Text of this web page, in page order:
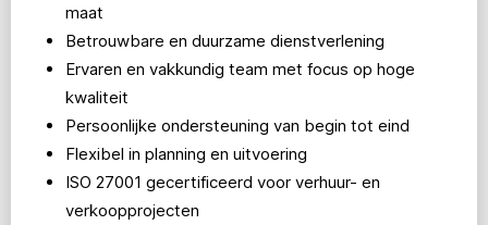
maat
Betrouwbare en duurzame dienstverlening
Ervaren en vakkundig team met focus op hoge
kwaliteit
Persoonlijke ondersteuning van begin tot eind
Flexibel in planning en uitvoering
ISO 27001 gecertificeerd voor verhuur- en
verkoopprojecten